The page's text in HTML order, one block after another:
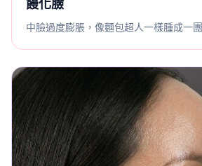
饅化臉
中臉過度膨脹，像麵包超人一樣腫成一團